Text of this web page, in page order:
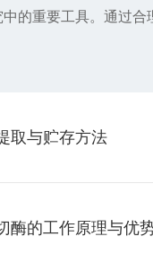
重要工具。通过合
取与贮存方法
酶的工作原理与优